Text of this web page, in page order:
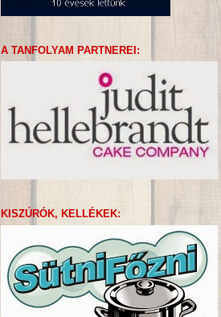
A TANFOLYAM PARTNEREI:
KISZÚRÓK, KELLÉKEK: